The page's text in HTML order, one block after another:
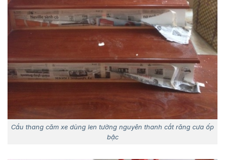
Cầu thang căm xe dùng len tường nguyên thanh cắt răng cưa ốp
bậc